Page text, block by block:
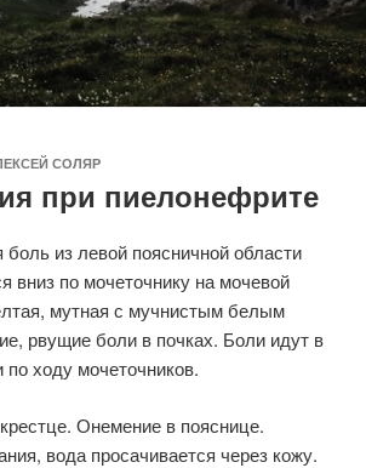
СОЛЯР
при пиелонефрите
боль из левой поясничной области
вниз по мочеточнику на мочевой
мутная с мучнистым белым
рвущие боли в почках. Боли идут в
по ходу мочеточников.
Онемение в пояснице.
вода просачивается через кожу.